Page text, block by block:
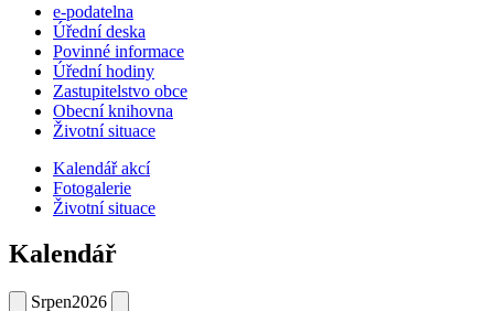
e-podatelna
Úřední deska
Povinné informace
Úřední hodiny
Zastupitelstvo obce
Obecní knihovna
Životní situace
Kalendář akcí
Fotogalerie
Životní situace
Kalendář
Srpen2026